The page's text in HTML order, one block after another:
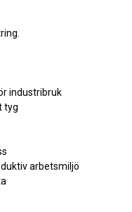
industribruk
tyg
arbetsmiljö